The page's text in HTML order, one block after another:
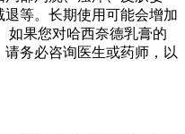
等。长期使用可能会增加
如果您对哈西奈德乳膏的
务必咨询医生或药师，以